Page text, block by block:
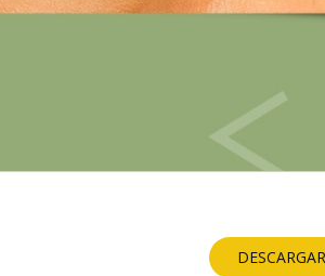
DESCARGAR